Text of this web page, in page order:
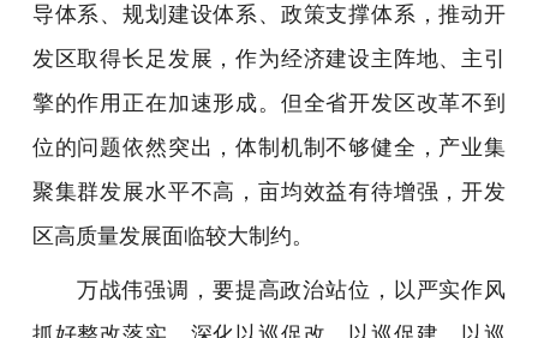
导体系、规划建设体系、政策支撑体系，推动开
发区取得长足发展，作为经济建设主阵地、主引
擎的作用正在加速形成。但全省开发区改革不到
位的问题依然突出，体制机制不够健全，产业集
聚集群发展水平不高，亩均效益有待增强，开发
区高质量发展面临较大制约。
万战伟强调，要提高政治站位，以严实作风